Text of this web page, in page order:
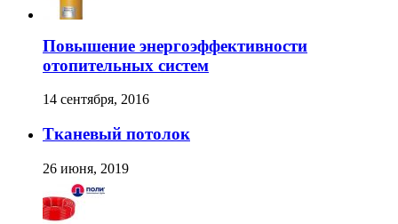
Повышение энергоэффективности
отопительных систем
14 сентября, 2016
Тканевый потолок
26 июня, 2019